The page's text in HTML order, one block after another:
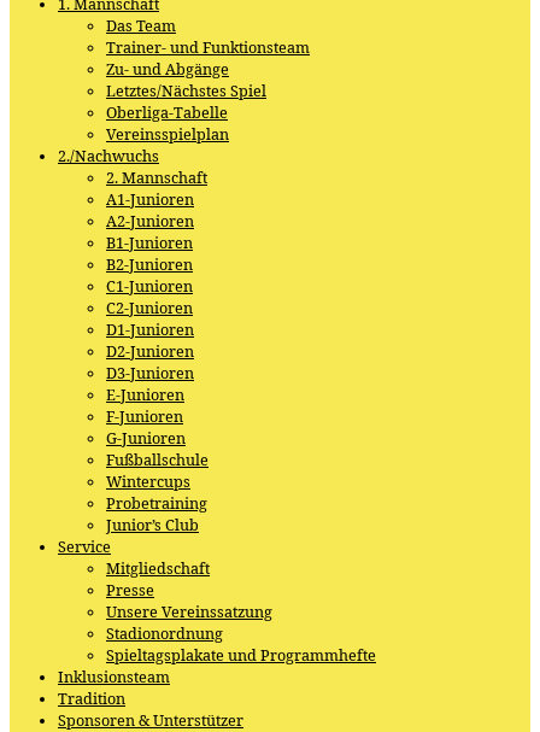
Das Team
Trainer- und Funktionsteam
Zu- und Abgänge
Letztes/Nächstes Spiel
Oberliga-Tabelle
Vereinsspielplan
2./Nachwuchs
2. Mannschaft
A1-Junioren
A2-Junioren
B1-Junioren
B2-Junioren
C1-Junioren
C2-Junioren
D1-Junioren
D2-Junioren
D3-Junioren
E-Junioren
F-Junioren
G-Junioren
Fußballschule
Wintercups
Probetraining
Junior’s Club
Service
Mitgliedschaft
Presse
Unsere Vereinssatzung
Stadionordnung
Spieltagsplakate und Programmhefte
Inklusionsteam
Tradition
Sponsoren & Unterstützer